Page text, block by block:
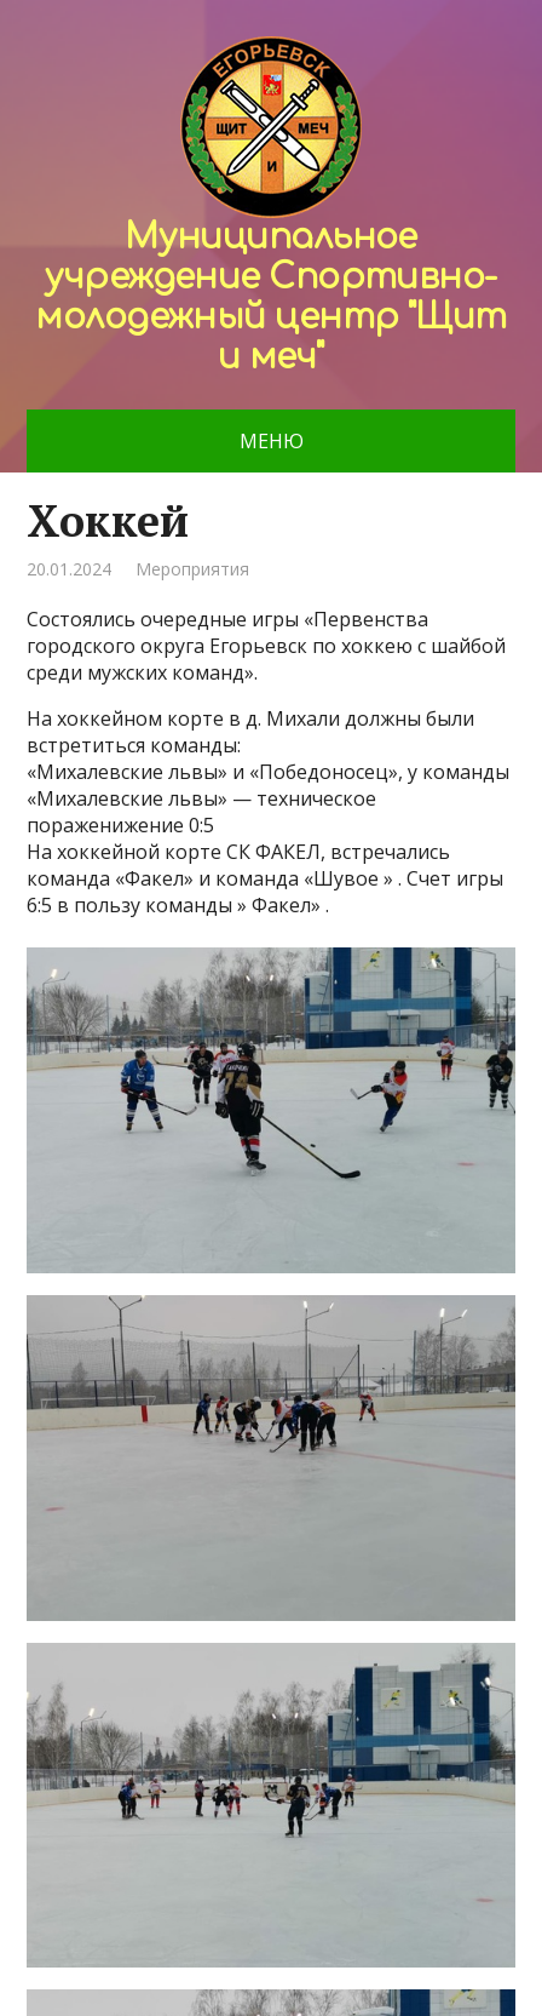
Муниципальное
учреждение Спортивно-
молодежный центр "Щит
и меч"
МЕНЮ
Хоккей
20.01.2024 Мероприятия
Состоялись очередные игры «Первенства
городского округа Егорьевск по хоккею с шайбой
среди мужских команд».
На хоккейном корте в д. Михали должны были
встретиться команды:
«Михалевские львы» и «Победоносец», у команды
«Михалевские львы» — техническое
пораженижение 0:5
На хоккейной корте СК ФАКЕЛ, встречались
команда «Факел» и команда «Шувое » . Счет игры
6:5 в пользу команды » Факел» .